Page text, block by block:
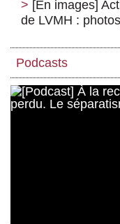
[En images]
de LVMH :
Podcasts